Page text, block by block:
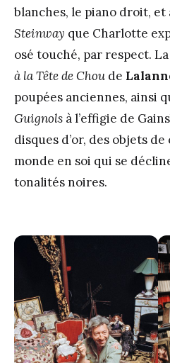
blanches, le piano droit, et
Steinway que Charlotte
osé touché, par respect.
à la Tête de Chou de
poupées anciennes, ainsi
Guignols à l’effigie de
disques d’or, des objets
monde en soi qui se
tonalités noires.